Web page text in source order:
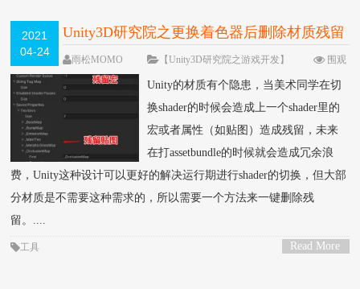
2021
04-24
Unity3D研究院之更换着色器后删除材质残留
宏和属性（一百二十五）
雨松MOMO 【Unity3D研究院之游戏开发】
围观
7441次
4 条评论
Unity的材质有个隐患，当美术同学在切
换shader的时候会造成上一个shader里的
宏或者属性（如贴图）造成残留，未来
在打assetbundle的时候就会造成冗余浪
费，Unity这种设计可以更好的解决运行期进行shader的切换，但大部
分材质是不需要这种需求的，所以需要一个方法来一键删除残
留。....
Read More
工具